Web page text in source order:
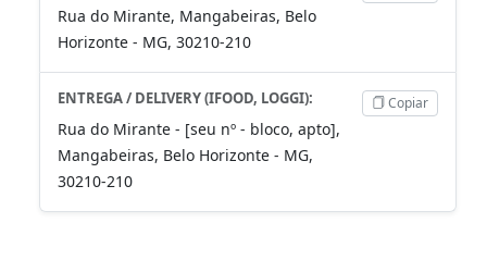
Rua do Mirante, Mangabeiras, Belo
Horizonte - MG, 30210-210
ENTREGA / DELIVERY (IFOOD, LOGGI):
Rua do Mirante - [seu nº - bloco, apto],
Mangabeiras, Belo Horizonte - MG,
30210-210
Copiar